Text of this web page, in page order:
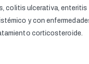
colitis ulcerativa,
y con
corticosteroide.